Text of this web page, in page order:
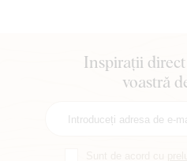
Inspirații
voastră